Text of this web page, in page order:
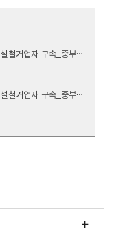
자 구속_중부청.hwpx
업자 구속_중부청.pdf